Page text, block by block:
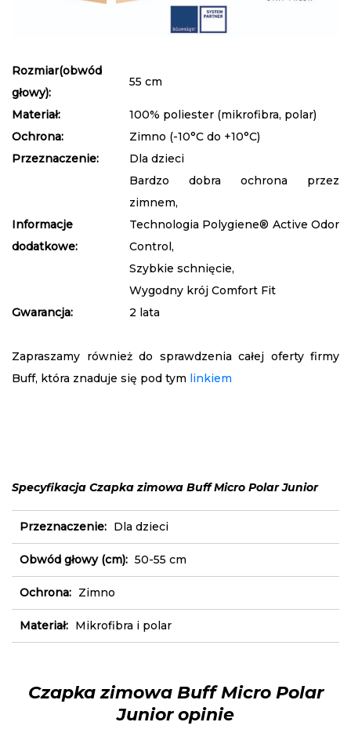
Rozmiar(obwód
głowy):
55 cm
Materiał:
100% poliester (mikrofibra, polar)
Ochrona:
Zimno (-10°C do +10°C)
Przeznaczenie:
Dla dzieci
Informacje
dodatkowe:
Bardzo dobra ochrona przez
zimnem,
Technologia Polygiene® Active Odor
Control,
Szybkie schnięcie,
Wygodny krój Comfort Fit
Gwarancja:
2 lata
Zapraszamy również do sprawdzenia całej oferty firmy
Buff, która znaduje się pod tym linkiem
Specyfikacja Czapka zimowa Buff Micro Polar Junior
Przeznaczenie: Dla dzieci
Obwód głowy (cm): 50-55 cm
Ochrona: Zimno
Materiał: Mikrofibra i polar
Czapka zimowa Buff Micro Polar
Junior opinie